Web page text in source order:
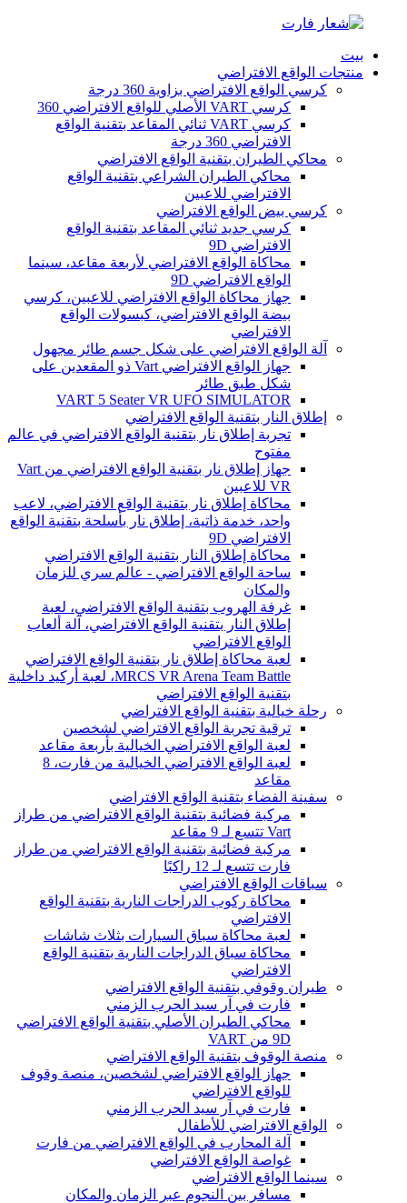
بيت
منتجات الواقع الافتراضي
كرسي الواقع الافتراضي بزاوية 360 درجة
كرسي VART الأصلي للواقع الافتراضي 360
كرسي VART ثنائي المقاعد بتقنية الواقع
الافتراضي 360 درجة
محاكي الطيران بتقنية الواقع الافتراضي
محاكي الطيران الشراعي بتقنية الواقع
الافتراضي للاعبين
كرسي بيض الواقع الافتراضي
كرسي جديد ثنائي المقاعد بتقنية الواقع
الافتراضي 9D
محاكاة الواقع الافتراضي لأربعة مقاعد، سينما
الواقع الافتراضي 9D
جهاز محاكاة الواقع الافتراضي للاعبين، كرسي
بيضة الواقع الافتراضي، كبسولات الواقع
الافتراضي
آلة الواقع الافتراضي على شكل جسم طائر مجهول
جهاز الواقع الافتراضي Vart ذو المقعدين على
شكل طبق طائر
VART 5 Seater VR UFO SIMULATOR
إطلاق النار بتقنية الواقع الافتراضي
تجربة إطلاق نار بتقنية الواقع الافتراضي في عالم
مفتوح
جهاز إطلاق نار بتقنية الواقع الافتراضي من Vart
VR للاعبين
محاكاة إطلاق نار بتقنية الواقع الافتراضي، لاعب
واحد، خدمة ذاتية، إطلاق نار بأسلحة بتقنية الواقع
الافتراضي 9D
محاكاة إطلاق النار بتقنية الواقع الافتراضي
ساحة الواقع الافتراضي - عالم سري للزمان
والمكان
غرفة الهروب بتقنية الواقع الافتراضي، لعبة
إطلاق النار بتقنية الواقع الافتراضي، آلة ألعاب
الواقع الافتراضي
لعبة محاكاة إطلاق نار بتقنية الواقع الافتراضي
MRCS VR Arena Team Battle، لعبة أركيد داخلية
بتقنية الواقع الافتراضي
رحلة خيالية بتقنية الواقع الافتراضي
ترقية تجربة الواقع الافتراضي لشخصين
لعبة الواقع الافتراضي الخيالية بأربعة مقاعد
لعبة الواقع الافتراضي الخيالية من فارت، 8
مقاعد
سفينة الفضاء بتقنية الواقع الافتراضي
مركبة فضائية بتقنية الواقع الافتراضي من طراز
Vart تتسع لـ 9 مقاعد
مركبة فضائية بتقنية الواقع الافتراضي من طراز
فارت تتسع لـ 12 راكبًا
سباقات الواقع الافتراضي
محاكاة ركوب الدراجات النارية بتقنية الواقع
الافتراضي
لعبة محاكاة سباق السيارات بثلاث شاشات
محاكاة سباق الدراجات النارية بتقنية الواقع
الافتراضي
طيران وقوفي بتقنية الواقع الافتراضي
فارت في آر سيد الحرب الزمني
محاكي الطيران الأصلي بتقنية الواقع الافتراضي
9D من VART
منصة الوقوف بتقنية الواقع الافتراضي
جهاز الواقع الافتراضي لشخصين، منصة وقوف
للواقع الافتراضي
فارت في آر سيد الحرب الزمني
الواقع الافتراضي للأطفال
آلة المحارب في الواقع الافتراضي من فارت
غواصة الواقع الافتراضي
سينما الواقع الافتراضي
مسافر بين النجوم عبر الزمان والمكان